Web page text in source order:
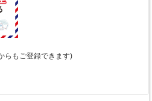
らもご登録できます)